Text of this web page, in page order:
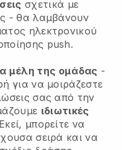
σχετικά με
- θα λαμβάνουν
ηλεκτρονικού
push.
μέλη της ομάδας -
για να μοιράζεστε
σας από την
ιδιωτικές
μπορείτε να
σειρά και να